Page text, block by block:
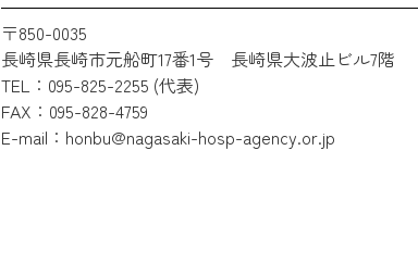
〒850-0035
長崎県長崎市元船町17番1号 長崎県大波止ビル7階
TEL：095-825-2255 (代表)
FAX：095-828-4759
E-mail：honbu@nagasaki-hosp-agency.or.jp